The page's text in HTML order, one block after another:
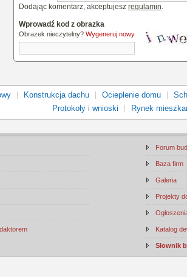
Dodając komentarz, akceptujesz regulamin.
Wprowadź kod z obrazka
Obrazek nieczytelny? Wygeneruj nowy
Konstrukcja dachu Ocieplenie domu
Protokoły i wnioski
Rynek
Forum
Baza firm
Galeria
Projekty
Katalog
Słownik